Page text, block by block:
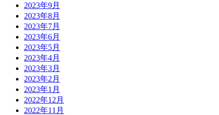
2023年9月
2023年8月
2023年7月
2023年6月
2023年5月
2023年4月
2023年3月
2023年2月
2023年1月
2022年12月
2022年11月